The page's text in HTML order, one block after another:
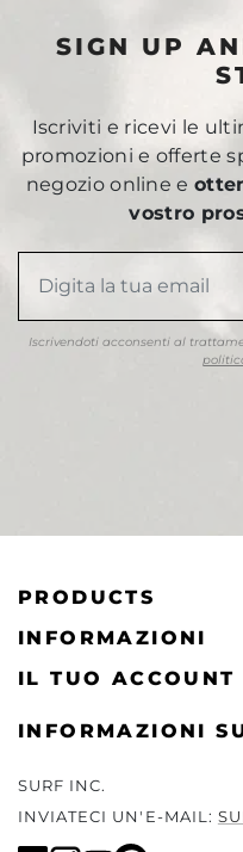
SIGN UP
Iscriviti e ricevi le
promozioni e offerte
negozio online e
vostro
Iscrivendoti acconsenti al
PRODUCTS
INFORMAZIONI
IL TUO ACCOUNT
INFORMAZIONI
SURF INC.
INVIATECI UN'E-MAIL: